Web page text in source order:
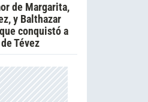
de Margarita,
y Balthazar
conquistó a
Tévez